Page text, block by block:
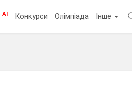
AI Конкурси Олімпіада Інше